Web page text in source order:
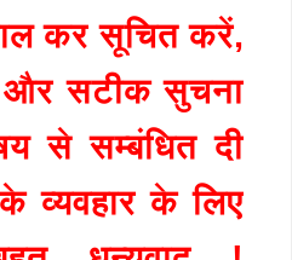
कर सूचित करें,
सटीक सुचना
से सम्बंधित दी
व्यवहार के लिए